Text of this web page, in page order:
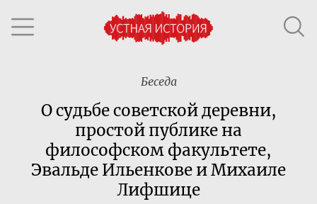
Беседа
О судьбе советской деревни,
простой публике на
философском факультете,
Эвальде Ильенкове и Михаиле
Лифшице